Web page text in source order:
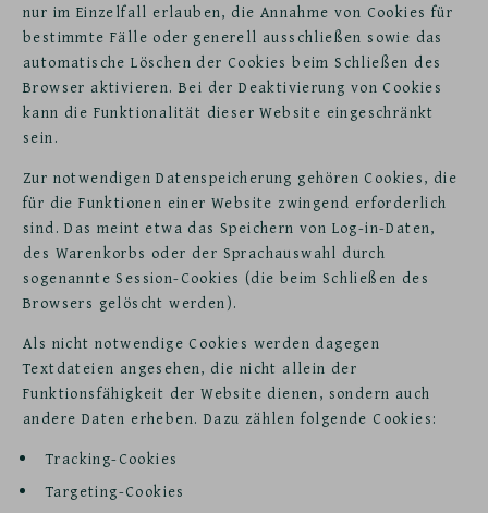
nur im Einzelfall erlauben, die Annahme von Cookies für
bestimmte Fälle oder generell ausschließen sowie das
automatische Löschen der Cookies beim Schließen des
Browser aktivieren. Bei der Deaktivierung von Cookies
kann die Funktionalität dieser Website eingeschränkt
sein.
Zur notwendigen Datenspeicherung gehören Cookies, die
für die Funktionen einer Website zwingend erforderlich
sind. Das meint etwa das Speichern von Log-in-Daten,
des Warenkorbs oder der Sprachauswahl durch
sogenannte Session-Cookies (die beim Schließen des
Browsers gelöscht werden).
Als nicht notwendige Cookies werden dagegen
Textdateien angesehen, die nicht allein der
Funktionsfähigkeit der Website dienen, sondern auch
andere Daten erheben. Dazu zählen folgende Cookies:
Tracking-Cookies
Targeting-Cookies